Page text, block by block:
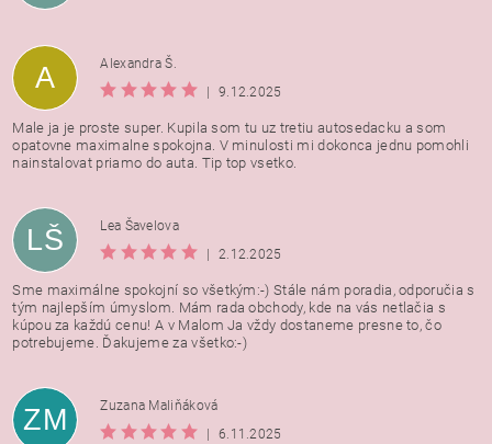
A
Alexandra Š.
9.12.2025
Male ja je proste super. Kupila som tu uz tretiu autosedacku a som
opatovne maximalne spokojna. V minulosti mi dokonca jednu pomohli
nainstalovat priamo do auta. Tip top vsetko.
LŠ
Lea Šavelova
2.12.2025
Sme maximálne spokojní so všetkým:-) Stále nám poradia, odporučia s
tým najlepším úmyslom. Mám rada obchody, kde na vás netlačia s
kúpou za každú cenu! A v Malom Ja vždy dostaneme presne to, čo
potrebujeme. Ďakujeme za všetko:-)
ZM
Zuzana Maliňáková
6.11.2025